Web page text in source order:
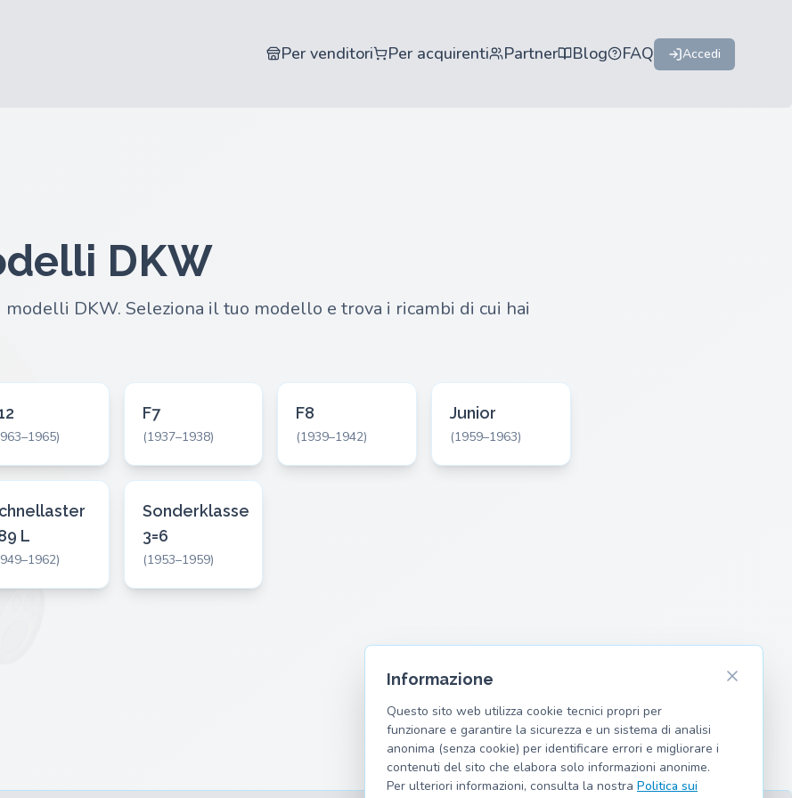
Per venditori Per acquirenti Partner Blog FAQ Accedi
DKW
DKW. Seleziona il tuo modello e trova i ricambi di cui hai
F7
(1937–1938)
F8
(1939–1942)
Junior
(1959–1963)
L
Sonderklasse
3=6
(1953–1959)
Informazione
Questo sito web utilizza cookie tecnici propri per
funzionare e garantire la sicurezza e un sistema di analisi
anonima (senza cookie) per identificare errori e migliorare i
contenuti del sito che elabora solo informazioni anonime.
Per ulteriori informazioni, consulta la nostra Politica sui